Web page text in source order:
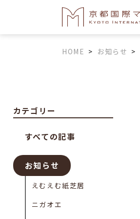
HOME > お知らせ >
カテゴリー
すべての記事
お知らせ
えむえむ紙芝居
ニガオエ